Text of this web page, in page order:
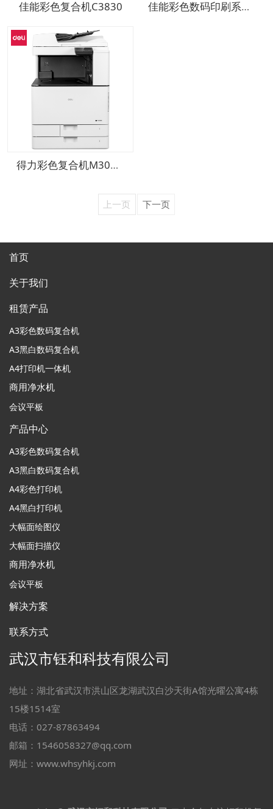
佳能彩色复合机C3830 佳能彩色数码印刷系统 imagePRESS C165
得力彩色复合机M301CR
上一页 下一页
首页
关于我们
租赁产品
A3彩色数码复合机
A3黑白数码复合机
A4打印机一体机
商用净水机
会议平板
产品中心
A3彩色数码复合机
A3黑白数码复合机
A4彩色打印机
A4黑白打印机
大幅面绘图仪
大幅面扫描仪
商用净水机
会议平板
解决方案
联系方式
武汉市钰和科技有限公司
地址：湖北省武汉市洪山区龙湖武汉白沙天街A馆光曜公寓4栋
15楼1514室
电话：027-87863494
邮箱：1546058327@qq.com
网址：www.whsyhkj.com